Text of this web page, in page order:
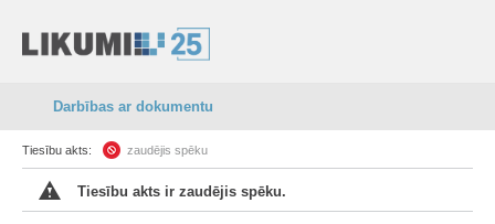
Darbības ar dokumentu
Tiesību akts: zaudējis spēku
Tiesību akts ir zaudējis spēku.